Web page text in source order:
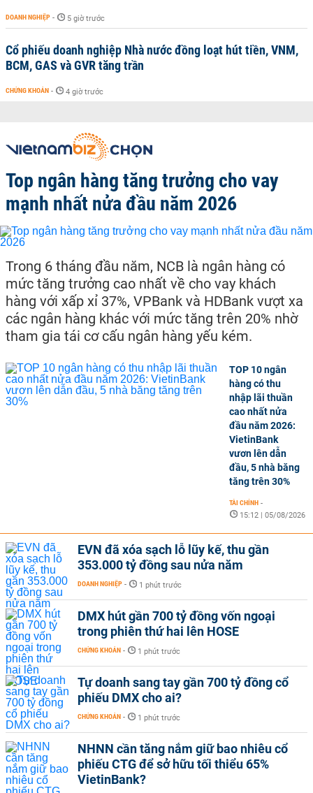
DOANH NGHIỆP - 5 giờ trước
Cổ phiếu doanh nghiệp Nhà nước đồng loạt hút tiền, VNM,
BCM, GAS và GVR tăng trần
CHỨNG KHOÁN - 4 giờ trước
Top ngân hàng tăng trưởng cho vay
mạnh nhất nửa đầu năm 2026
Trong 6 tháng đầu năm, NCB là ngân hàng có
mức tăng trưởng cao nhất về cho vay khách
hàng với xấp xỉ 37%, VPBank và HDBank vượt xa
các ngân hàng khác với mức tăng trên 20% nhờ
tham gia tái cơ cấu ngân hàng yếu kém.
TOP 10 ngân
hàng có thu
nhập lãi thuần
cao nhất nửa
đầu năm 2026:
VietinBank
vươn lên dẫn
đầu, 5 nhà băng
tăng trên 30%
TÀI CHÍNH -
15:12 | 05/08/2026
EVN đã xóa sạch lỗ lũy kế, thu gần
353.000 tỷ đồng sau nửa năm
DOANH NGHIỆP - 1 phút trước
DMX hút gần 700 tỷ đồng vốn ngoại
trong phiên thứ hai lên HOSE
CHỨNG KHOÁN - 1 phút trước
Tự doanh sang tay gần 700 tỷ đồng cổ
phiếu DMX cho ai?
CHỨNG KHOÁN - 1 phút trước
NHNN cần tăng nắm giữ bao nhiêu cổ
phiếu CTG để sở hữu tối thiểu 65%
VietinBank?